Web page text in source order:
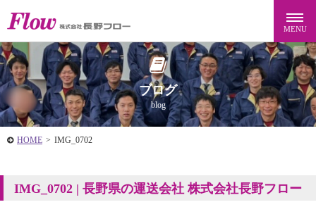
ブログ
blog
HOME > IMG_0702
IMG_0702 | 長野県の運送会社 株式会社長野フロー